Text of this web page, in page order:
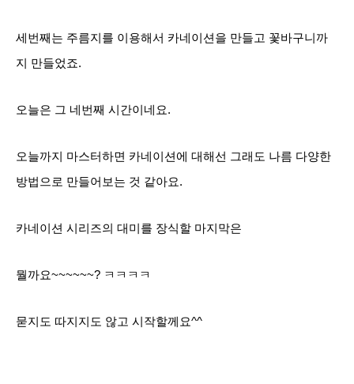
세번째는 주름지를 이용해서 카네이션을 만들고 꽃바구니까
지 만들었죠.
오늘은 그 네번째 시간이네요.
오늘까지 마스터하면 카네이션에 대해선 그래도 나름 다양한
방법으로 만들어보는 것 같아요.
카네이션 시리즈의 대미를 장식할 마지막은
뭘까요~~~~~~? ㅋㅋㅋㅋ
묻지도 따지지도 않고 시작할께요^^